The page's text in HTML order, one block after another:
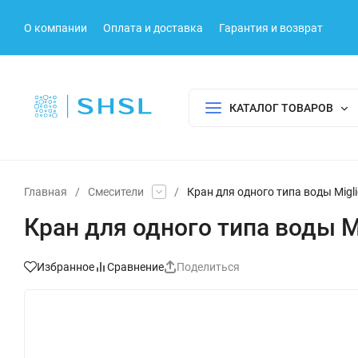
О компании Оплата и доставка Гарантия и возврат
КАТАЛОГ ТОВАРОВ
Главная / Смесители / Кран для одного типа воды
Кран для одного типа воды
Избранное Сравнение Поделиться